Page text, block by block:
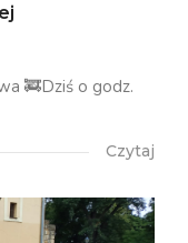
🚒Dziś o godz.
Czytaj